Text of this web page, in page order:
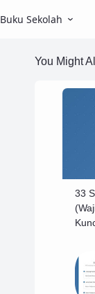
Buku Sekolah
You Might
33